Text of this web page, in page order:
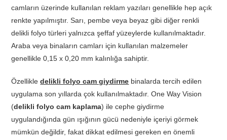
camların üzerinde kullanılan reklam yazıları genellikle hep açık
renkte yapılmıştır. Sarı, pembe veya beyaz gibi diğer renkli
delikli folyo türleri yalnızca şeffaf yüzeylerde kullanılmaktadır.
Araba veya binaların camları için kullanılan malzemeler
genellikle 0,15 x 0,20 mm kalınlığa sahiptir.
Özellikledelikli folyo cam giydirme binalarda tercih edilen
uygulama son yıllarda çok kullanılmaktadır. One Way Vision
(delikli folyo cam kaplama) ile cephe giydirme
uygulandığında gün ışığının gücü nedeniyle içeriyi görmek
mümkün değildir, fakat dikkat edilmesi gereken en önemli